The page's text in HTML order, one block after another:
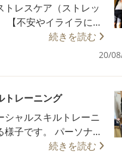
トレスケア（ストレッ
る気が湧いてくる】
高い枕やクッション
）をお尻の下にお
ばした状態で、60秒
③次に枕を腰の下に移
続きを読む
20/
トレーニング
シャルスキルトレーニ
。 パーソナル
、お勉強しました。
続きを読む